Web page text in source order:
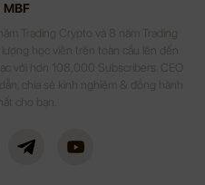
MBF
Trading Crypto và 8 năm Trading
học viên trên toàn cầu lên đến
với hơn 108,000 Subscribers. CEO
chia sẻ kinh nghiệm & đồng hành
cho bạn.